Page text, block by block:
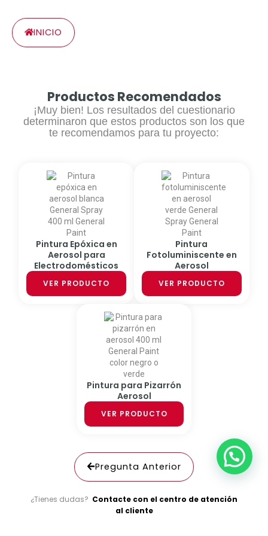
INICIO
Productos Recomendados
¡Muy bien! Los resultados del cuestionario
determinaron que estos productos son los que
te recomendamos para tu proyecto:
Pintura Epóxica en
Aerosol para
Electrodomésticos
VER PRODUCTO
Pintura
Fotoluminiscente en
Aerosol
VER PRODUCTO
Pintura para Pizarrón
Aerosol
VER PRODUCTO
Pregunta Anterior
¿Tienes dudas? Contacte con el centro de atención
al cliente